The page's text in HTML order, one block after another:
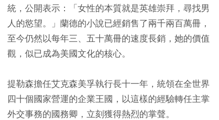
統，公開表示：「女性的本質就是英雄崇拜，尋找男
人的慾望。」蘭德的小說已經銷售了兩千兩百萬冊，
至今仍然以每年三、五十萬冊的速度長銷，她的價值
觀，似已成為美國文化的核心。
提勒森擔任艾克森美孚執行長十一年，統領在全世界
四十個國家營運的企業王國，以這樣的經驗轉任主掌
外交事務的國務卿，立刻獲得熱烈的掌聲。